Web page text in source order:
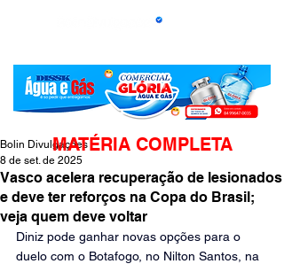
Vasco acelera recuperação de lesionados
e deve ter reforços na Copa do Brasil;
veja quem deve voltar
Bolin Divulgações
8 de set. de 2025
Diniz pode ganhar novas opções para o
duelo com o Botafogo, no Nilton Santos, na
MATÉRIA COMPLETA